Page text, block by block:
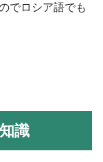
でロシア語でも
識